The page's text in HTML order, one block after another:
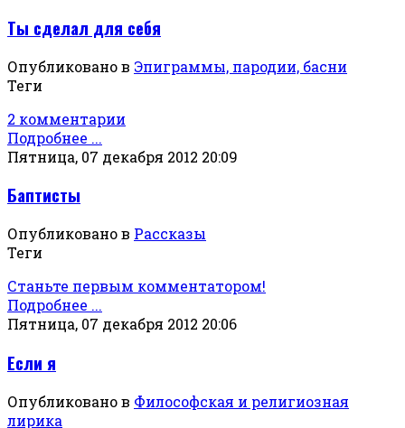
Ты сделал для себя
Опубликовано в Эпиграммы, пародии, басни
Теги
2 комментарии
Подробнее ...
Пятница, 07 декабря 2012 20:09
Баптисты
Опубликовано в Рассказы
Теги
Станьте первым комментатором!
Подробнее ...
Пятница, 07 декабря 2012 20:06
Если я
Опубликовано в Философская и религиозная
лирика